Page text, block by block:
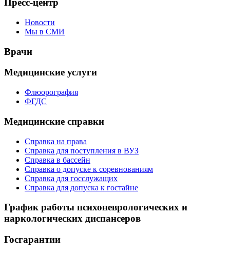
Пресс-центр
Новости
Мы в СМИ
Врачи
Медицинские услуги
Флюорография
ФГДС
Медицинские справки
Справка на права
Справка для поступления в ВУЗ
Справка в бассейн
Справка о допуске к соревнованиям
Справка для госслужащих
Справка для допуска к гостайне
График работы психоневрологических и
наркологических диспансеров
Госгарантии